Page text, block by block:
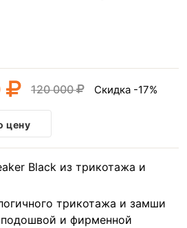
120 000 Скидка -17%
цену
Black из трикотажа и
трикотажа и замши
и фирменной